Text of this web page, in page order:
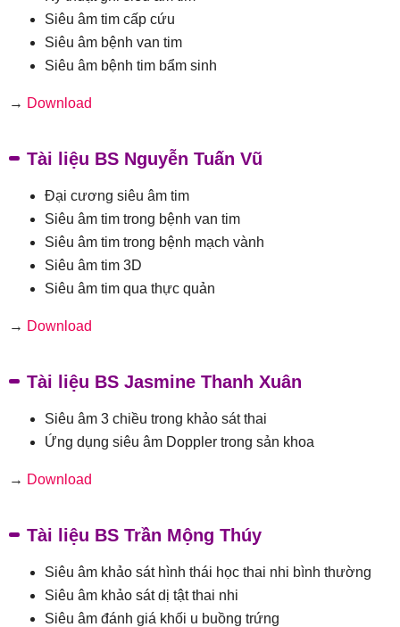
Siêu âm tim cấp cứu
Siêu âm bệnh van tim
Siêu âm bệnh tim bẩm sinh
→ Download
Tài liệu BS Nguyễn Tuấn Vũ
Đại cương siêu âm tim
Siêu âm tim trong bệnh van tim
Siêu âm tim trong bệnh mạch vành
Siêu âm tim 3D
Siêu âm tim qua thực quản
→ Download
Tài liệu BS Jasmine Thanh Xuân
Siêu âm 3 chiều trong khảo sát thai
Ứng dụng siêu âm Doppler trong sản khoa
→ Download
Tài liệu BS Trần Mộng Thúy
Siêu âm khảo sát hình thái học thai nhi bình thường
Siêu âm khảo sát dị tật thai nhi
Siêu âm đánh giá khối u buồng trứng